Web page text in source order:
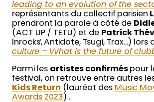
leading to an evolution of the
représentants du collectif parisien
prendront la parole à côté de
(ACT UP / TETU) et de Patrick
Inrocks’, Antidote, Tsugi, Trax…) lors
culture – What is the future of
Parmi les artistes confirmés pour
festival, on retrouve entre autres
Kids Return (lauréat des Music
Awards 2023) .